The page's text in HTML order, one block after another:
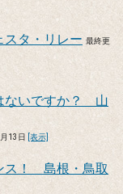
スタ・リレー 最終更
ないですか？ 山
13日 [表示]
ス！ 島根・鳥取